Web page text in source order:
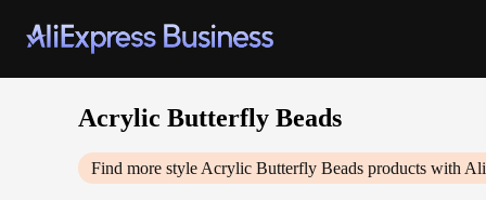
Acrylic Butterfly Beads
Find more style Acrylic Butterfly Beads products with